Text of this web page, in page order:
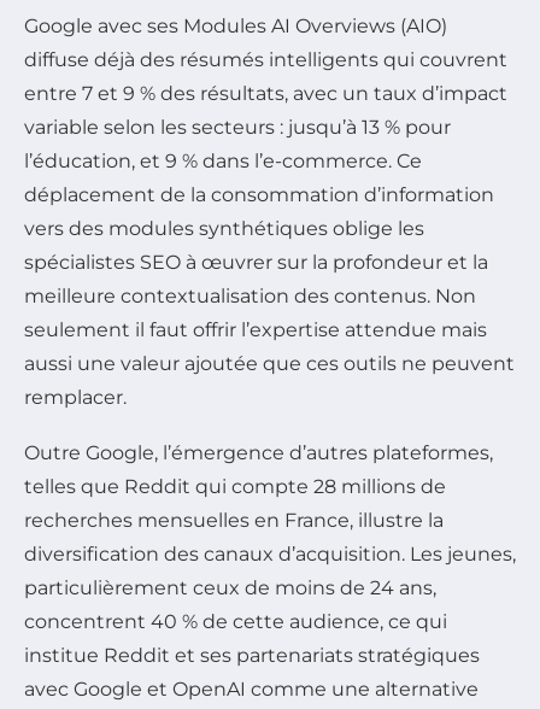
Google avec ses Modules AI Overviews (AIO)
diffuse déjà des résumés intelligents qui couvrent
entre 7 et 9 % des résultats, avec un taux d’impact
variable selon les secteurs : jusqu’à 13 % pour
l’éducation, et 9 % dans l’e-commerce. Ce
déplacement de la consommation d’information
vers des modules synthétiques oblige les
spécialistes SEO à œuvrer sur la profondeur et la
meilleure contextualisation des contenus. Non
seulement il faut offrir l’expertise attendue mais
aussi une valeur ajoutée que ces outils ne peuvent
remplacer.
Outre Google, l’émergence d’autres plateformes,
telles que Reddit qui compte 28 millions de
recherches mensuelles en France, illustre la
diversification des canaux d’acquisition. Les jeunes,
particulièrement ceux de moins de 24 ans,
concentrent 40 % de cette audience, ce qui
institue Reddit et ses partenariats stratégiques
avec Google et OpenAI comme une alternative